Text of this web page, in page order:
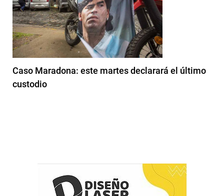
Caso Maradona: este martes declarará el último
custodio